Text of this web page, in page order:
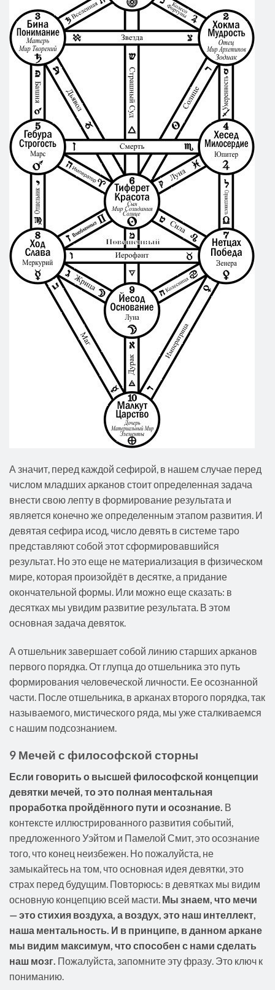
А значит, перед каждой сефирой, в нашем случае перед
числом младших арканов стоит определенная задача
внести свою лепту в формирование результата и
является конечно же определенным этапом развития. И
девятая сефира исод, число девять в системе таро
представляют собой этот сформировавшийся
результат. Но это еще не материализация в физическом
мире, которая произойдёт в десятке, а придание
окончательной формы. Или можно еще сказать: в
десятках мы увидим развитие результата. В этом
основная задача девяток.
А отшельник завершает собой линию старших арканов
первого порядка. От глупца до отшельника это путь
формирования человеческой личности. Ее осознанной
части. После отшельника, в арканах второго порядка, так
называемого, мистического ряда, мы уже сталкиваемся
с нашим подсознанием.
9 Мечей с философской сторны
Если говорить о высшей философской концепции
девятки мечей, то это полная ментальная
проработка пройдённого пути и осознание. В
контексте иллюстрированного развития событий,
предложенного Уэйтом и Памелой Смит, это осознание
того, что конец неизбежен. Но пожалуйста, не
замыкайтесь на том, что основная идея девятки, это
страх перед будущим. Повторюсь: в девятках мы видим
основную концепцию всей масти. Мы знаем, что мечи
— это стихия воздуха, а воздух, это наш интеллект,
наша ментальность. И в принципе, в данном аркане
мы видим максимум, что способен с нами сделать
наш мозг. Пожалуйста, запомните эту фразу. Это ключ к
пониманию.